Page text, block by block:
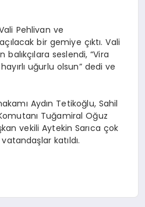
Pehlivan ve
bir gemiye çıktı. Vali
seslendi, “Vira
uğurlu olsun” dedi ve
Aydın Tetikoğlu, Sahil
Tuğamiral Oğuz
vekili Aytekin Sarıca çok
katıldı.